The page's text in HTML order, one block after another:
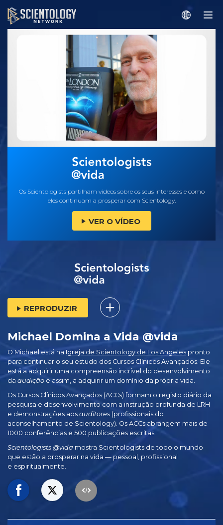
Os Scientologists partilham vídeos sobre os seus interesses e como
eles continuam a prosperar com Scientology.
VER O VÍDEO
REPRODUZIR
Michael Domina a Vida @vida
O Michael está na Igreja de Scientology de Los Angeles pronto
para continuar o seu estudo dos Cursos Clínicos Avançados. Ele
está a adquirir uma compreensão incrível do desenvolvimento
da audição e assim, a adquirir um domínio da própria vida.
Os Cursos Clínicos Avançados (ACCs) formam o registo diário da
pesquisa e desenvolvimento com a instrução profunda de LRH
e demonstrações aos auditores (profissionais do
aconselhamento de Scientology). Os ACCs abrangem mais de
1000 conferências e 500 publicações escritas.
Scientologists @vida mostra Scientologists de todo o mundo
que estão a prosperar na vida — pessoal, profissional
e espiritualmente.